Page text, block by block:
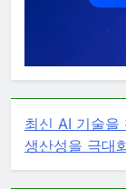
최신 AI 기술을
생산성을 극대